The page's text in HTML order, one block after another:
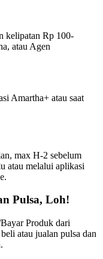
kelipatan Rp 100-
atau Agen
Amartha+ atau saat
max H-2 sebelum
atau melalui aplikasi
Pulsa, Loh!
Produk dari
atau jualan pulsa dan